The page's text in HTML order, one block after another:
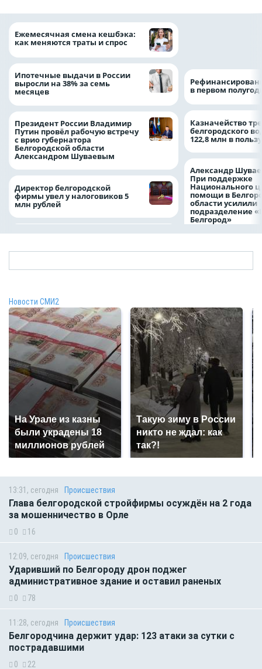
Ежемесячная смена кешбэка:
как меняются траты и спрос
Ипотечные выдачи в России
выросли на 38% за семь
месяцев
Президент России Владимир
Путин провёл рабочую встречу
с врио губернатора
Белгородской области
Александром Шуваевым
Директор белгородской
фирмы увел у налоговиков 5
млн рублей
в первом
Казначейство
белгородского
122,8 млн в
Александр
При поддержке
Национального
помощи в
области усилили
подразделение
Белгород»
Новости СМИ2
На Урале из казны
были украдены 18
миллионов рублей
Такую зиму в России
никто не ждал: как
так?!
13:31, сегодня Происшествия
Глава белгородской стройфирмы осуждён на 2 года
за мошенничество в Орле
0 16
12:09, сегодня Происшествия
Ударивший по Белгороду дрон поджег
административное здание и оставил раненых
0 78
11:28, сегодня Происшествия
Белгородчина держит удар: 123 атаки за сутки с
пострадавшими
0 22